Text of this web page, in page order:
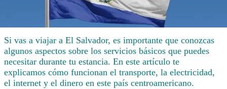
Si vas a viajar a El Salvador, es importante que conozcas
algunos aspectos sobre los servicios básicos que puedes
necesitar durante tu estancia. En este artículo te
explicamos cómo funcionan el transporte, la electricidad,
el internet y el dinero en este país centroamericano.